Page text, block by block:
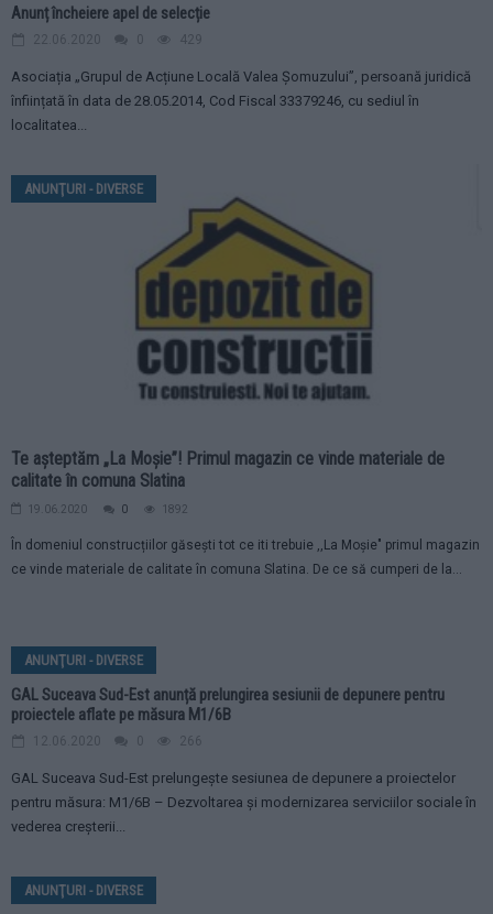
Anunț încheiere apel de selecție
22.06.2020 0 429
Asociația „Grupul de Acțiune Locală Valea Șomuzului”, persoană juridică
înființată în data de 28.05.2014, Cod Fiscal 33379246, cu sediul în
localitatea...
ANUNŢURI - DIVERSE
Te așteptăm „La Moșie”! Primul magazin ce vinde materiale de
calitate în comuna Slatina
19.06.2020 0 1892
În domeniul construcțiilor găsești tot ce iti trebuie ,,La Moșie" primul magazin
ce vinde materiale de calitate în comuna Slatina. De ce să cumperi de la...
ANUNŢURI - DIVERSE
GAL Suceava Sud-Est anunță prelungirea sesiunii de depunere pentru
proiectele aflate pe măsura M1/6B
12.06.2020 0 266
GAL Suceava Sud-Est prelungește sesiunea de depunere a proiectelor
pentru măsura: M1/6B – Dezvoltarea și modernizarea serviciilor sociale în
vederea creșterii...
ANUNŢURI - DIVERSE